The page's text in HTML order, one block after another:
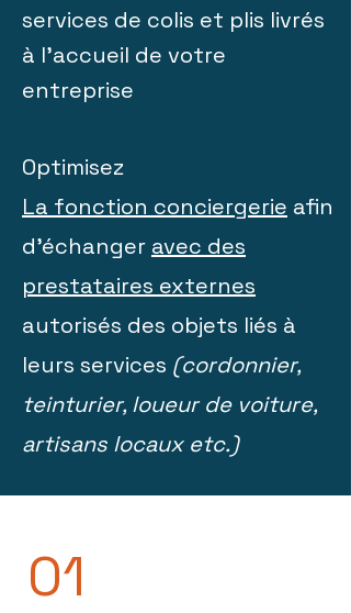
services de colis et plis livrés
à l’accueil de votre
entreprise
Optimisez
La fonction conciergerie afin
d’échanger avec des
prestataires externes
autorisés des objets liés à
leurs services (cordonnier,
teinturier, loueur de voiture,
artisans locaux etc.)
01